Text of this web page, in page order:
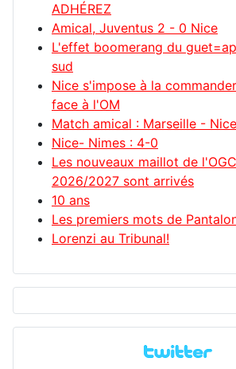
ADHÉREZ
Amical, Juventus 2 - 0 Nice
L'effet boomerang du
sud
Nice s'impose à la
face à l'OM
Match amical : Marseille - Nice
Nice- Nimes : 4-0
Les nouveaux maillot de
2026/2027 sont arrivés
10 ans
Les premiers mots de
Lorenzi au Tribunal!